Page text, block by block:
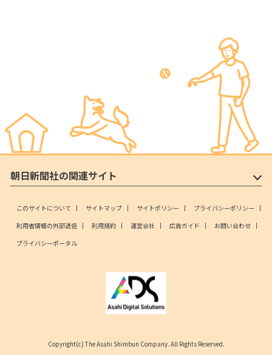
朝日新聞社の関連サイト
このサイトについて サイトマップ サイトポリシー
プライバシーポリシー
利用者情報の外部送信
利用規約 運営会社 広告ガイド
お問い合わせ
プライバシーポータル
Copyright(c) The Asahi Shimbun Company. All Rights Reserved.